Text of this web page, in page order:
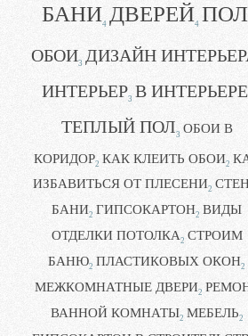
БАНИ4 ДВЕРЕЙ4 ПОЛ
ОБОИ3 ДИЗАЙН
ИНТЕРЬЕР3 В ИНТЕРЬЕРЕ
ТЕПЛЫЙ ПОЛ3 ОБОИ В
КОРИДОР2 КАК КЛЕИТЬ ОБОИ2
ИЗБАВИТЬСЯ ОТ ПЛЕСЕНИ2
БАНИ2 ГИПСОКАРТОН2 ВИДЫ
ОТДЕЛКИ ПОТОЛКА2 СТРОИМ
БАНЮ2 ПЛАСТИКОВЫХ ОКОН2
МЕЖКОМНАТНЫЕ ДВЕРИ2
ВАННОЙ КОМНАТЫ2 МЕБЕЛЬ2